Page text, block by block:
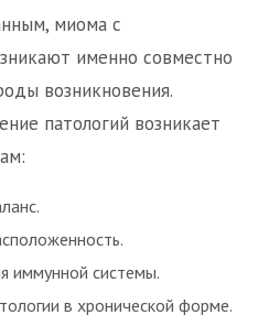
миома с
именно совместно
возникновения.
патологий возникает
иммунной системы.
в хронической форме.